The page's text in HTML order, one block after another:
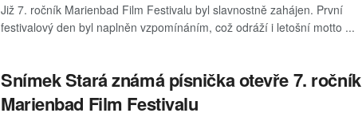
Již 7. ročník Marienbad Film Festivalu byl slavnostně zahájen. První
festivalový den byl naplněn vzpomínáním, což odráží i letošní motto ...
Snímek Stará známá písnička otevře 7. ročník
Marienbad Film Festivalu